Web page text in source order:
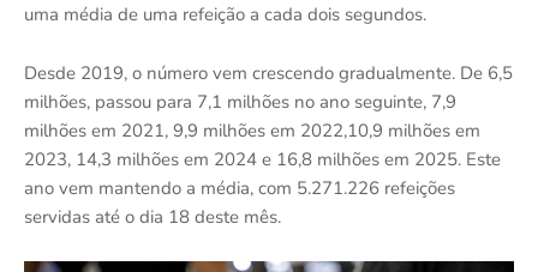
uma média de uma refeição a cada dois segundos.
Desde 2019, o número vem crescendo gradualmente. De 6,5
milhões, passou para 7,1 milhões no ano seguinte, 7,9
milhões em 2021, 9,9 milhões em 2022,10,9 milhões em
2023, 14,3 milhões em 2024 e 16,8 milhões em 2025. Este
ano vem mantendo a média, com 5.271.226 refeições
servidas até o dia 18 deste mês.